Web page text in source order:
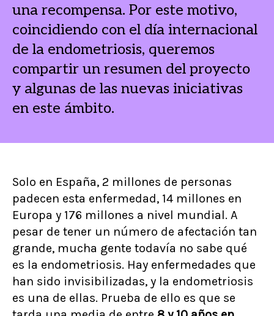
una recompensa. Por este motivo,
coincidiendo con el día internacional
de la endometriosis, queremos
compartir un resumen del proyecto
y algunas de las nuevas iniciativas
en este ámbito.
Solo en España, 2 millones de personas
padecen esta enfermedad, 14 millones en
Europa y 176 millones a nivel mundial. A
pesar de tener un número de afectación tan
grande, mucha gente todavía no sabe qué
es la endometriosis. Hay enfermedades que
han sido invisibilizadas, y la endometriosis
es una de ellas. Prueba de ello es que se